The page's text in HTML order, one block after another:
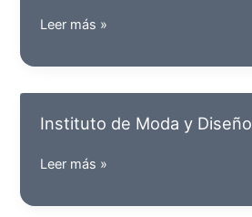
Instituto
Dr.
Carlos
Leer más »
Instituto de Moda y Diseño
Instituto
Moda
Leer más »